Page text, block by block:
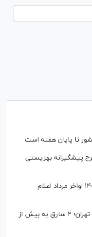
تا پایان هفته است
پیشگیرانه بهزیستی
نتایج نهایی آزمون دکتری سال ۱۴۰۵ اواخر مرداد اعلام
پایان جولان موبایل‌قاپ‌های جنوب تهران؛ ۲ سارق به بیش از